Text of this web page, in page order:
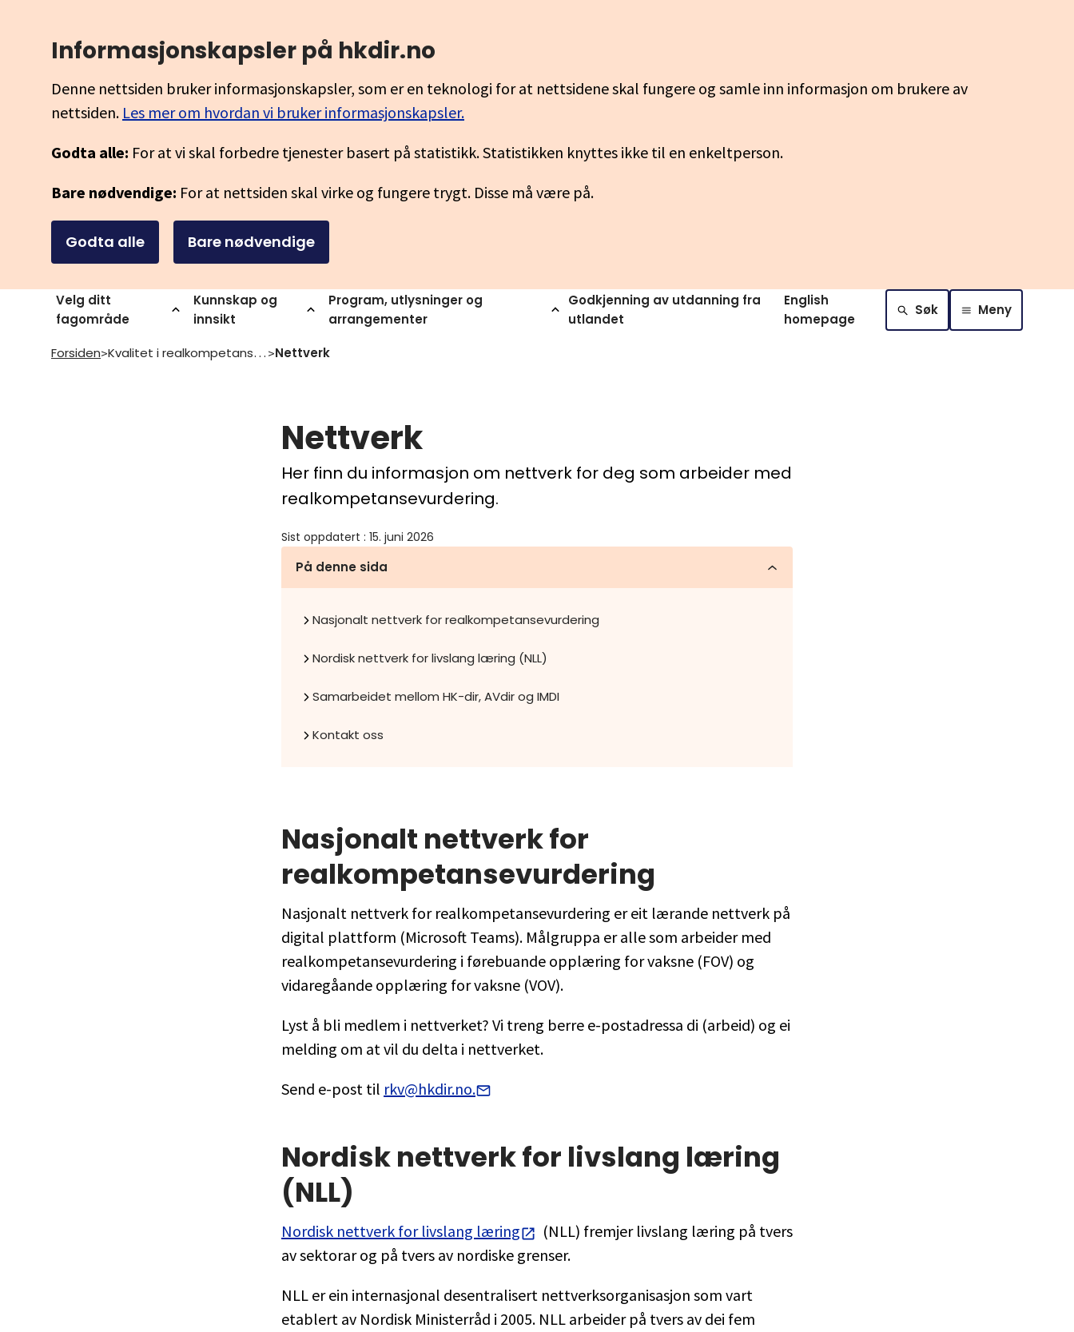
Informasjonskapsler på hkdir.no
Denne nettsiden bruker informasjonskapsler, som er en teknologi for at nettsidene skal fungere og samle inn informasjon om brukere av
nettsiden. Les mer om hvordan vi bruker informasjonskapsler.
Godta alle: For at vi skal forbedre tjenester basert på statistikk. Statistikken knyttes ikke til en enkeltperson.
Bare nødvendige: For at nettsiden skal virke og fungere trygt. Disse må være på.
Godta alle Bare nødvendige
Velg ditt
fagområde
Kunnskap og
innsikt
Program, utlysninger og
arrangementer
Godkjenning av utdanning fra
utlandet
English
homepage
Søk Meny
Forsiden> Kvalitet i realkompetansevurdering >Nettverk
Nettverk
Her finn du informasjon om nettverk for deg som arbeider med
realkompetansevurdering.
Sist oppdatert : 15. juni 2026
På denne sida
Nasjonalt nettverk for realkompetansevurdering
Nordisk nettverk for livslang læring (NLL)
Samarbeidet mellom HK-dir, AVdir og IMDI
Kontakt oss
Nasjonalt nettverk for
realkompetansevurdering
Nasjonalt nettverk for realkompetansevurdering er eit lærande nettverk på
digital plattform (Microsoft Teams). Målgruppa er alle som arbeider med
realkompetansevurdering i førebuande opplæring for vaksne (FOV) og
vidaregåande opplæring for vaksne (VOV).
Lyst å bli medlem i nettverket? Vi treng berre e-postadressa di (arbeid) og ei
melding om at vil du delta i nettverket.
Send e-post til rkv@hkdir.no.
Nordisk nettverk for livslang læring
(NLL)
Nordisk nettverk for livslang læring
(NLL) fremjer livslang læring på tvers
av sektorar og på tvers av nordiske grenser.
NLL er ein internasjonal desentralisert nettverksorganisasjon som vart
etablert av Nordisk Ministerråd i 2005. NLL arbeider på tvers av dei fem